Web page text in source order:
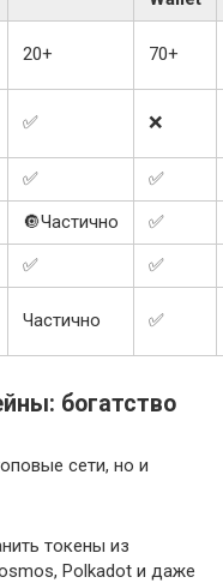
20+ 70+
✅ ❌
✅
✅
🔘Частично
✅
✅
✅
Частично ✅
богатство
сети, но и
токены из
Polkadot и даже